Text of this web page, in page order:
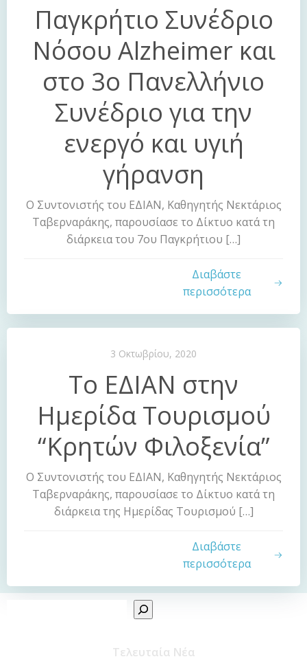
Παγκρήτιο Συνέδριο
Νόσου Alzheimer και
στο 3ο Πανελλήνιο
Συνέδριο για την
ενεργό και υγιή
γήρανση
Ο Συντονιστής του ΕΔΙΑΝ, Καθηγητής Νεκτάριος
Ταβερναράκης, παρουσίασε το Δίκτυο κατά τη
διάρκεια του 7ου Παγκρήτιου […]
Διαβάστε
περισσότερα
3 Οκτωβρίου, 2020
Το ΕΔΙΑΝ στην
Ημερίδα Τουρισμού
“Κρητών Φιλοξενία”
Ο Συντονιστής του ΕΔΙΑΝ, Καθηγητής Νεκτάριος
Ταβερναράκης, παρουσίασε το Δίκτυο κατά τη
διάρκεια της Ημερίδας Τουρισμού […]
Διαβάστε
περισσότερα
Τελευταία Νέα